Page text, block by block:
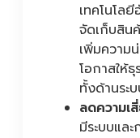
เทคโนโล
จัดเก็บสิน
เพิ่มความ
โอกาสให้
ทั้งด้านระ
ลดความเ
มีระบบแล